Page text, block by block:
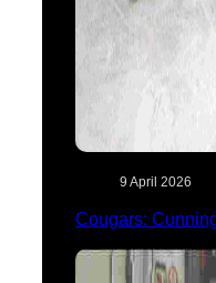
9 April 2026
Cougars: